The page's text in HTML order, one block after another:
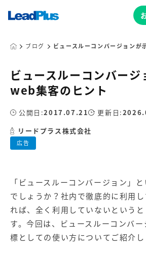
広告プロモーション
MA/CRM/SFA導入・運用
Web制作
マーケティングコンサルティング
Leadplus One
ボード
マーケティングサービスの製品
【店舗型ビジネス向け】エリ
ア
【金
ング
ブログ ビュースルーコンバージョンが
ビュースルーコンバージ
web集客のヒント
広告
公開日:2017.07.21 更新日:
リードプラス株式会社
「ビュースルーコンバージョン 」
でしょうか？社内で徹底的に利用
れば、全く利用していないという
す。今回は、ビュースルーコンバ
標としての使い方についてご紹介し